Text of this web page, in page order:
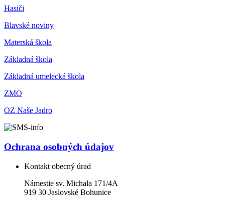
Hasiči
Blavské noviny
Materská škola
Základná škola
Základná umelecká škola
ZMO
OZ Naše Jadro
Ochrana osobných údajov
Kontakt obecný úrad
Námestie sv. Michala 171/4A
919 30 Jaslovské Bohunice